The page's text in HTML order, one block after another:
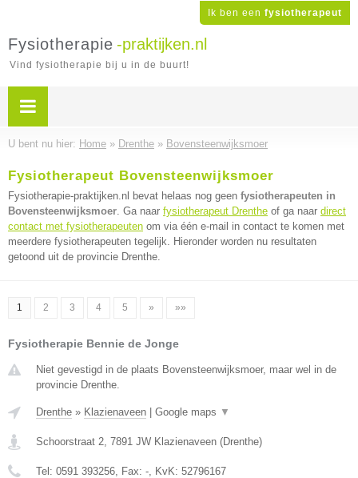
Ik ben een fysiotherapeut
Fysiotherapie -praktijken.nl
Vind fysiotherapie bij u in de buurt!
U bent nu hier: Home » Drenthe » Bovensteenwijksmoer
Fysiotherapeut Bovensteenwijksmoer
Fysiotherapie-praktijken.nl bevat helaas nog geen fysiotherapeuten in
Bovensteenwijksmoer. Ga naar fysiotherapeut Drenthe of ga naar direct
contact met fysiotherapeuten om via één e-mail in contact te komen met
meerdere fysiotherapeuten tegelijk. Hieronder worden nu resultaten
getoond uit de provincie Drenthe.
1 2 3 4 5 » »»
Fysiotherapie Bennie de Jonge
Niet gevestigd in de plaats Bovensteenwijksmoer, maar wel in de
provincie Drenthe.
Drenthe » Klazienaveen Google maps ▼
Schoorstraat 2, 7891 JW Klazienaveen (Drenthe)
Tel: 0591 393256, Fax: -, KvK: 52796167